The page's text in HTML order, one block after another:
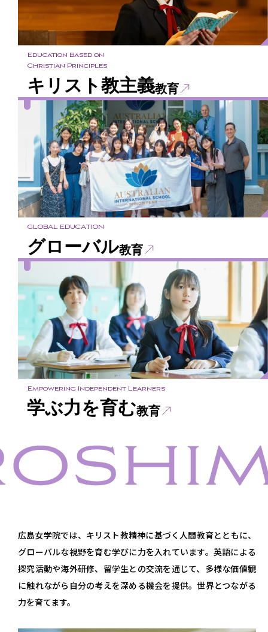
Education Based on
Christian Principles
キリスト教主義教育
GLOBAL EDUCATION
グローバル教育
Empowering Independent Learners
学ぶ力を育む教育
広島女学院では、キリスト教精神に基づく人間教育とともに、
グローバルな視野を育む学びに力を入れています。英語による
探究活動や海外研修、留学生との交流を通じて、多様な価値観
に触れながら自分の考えを深める機会を提供。世界とつながる
力を育てます。